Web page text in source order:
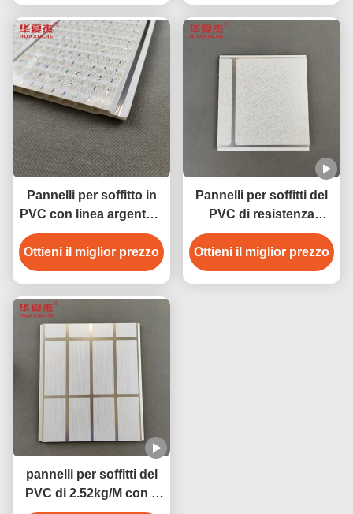
Pannelli per soffitto in
PVC con linea argentata
Middle Groove, pannello
in PVC a forma di U
Ottieni il miglior prezzo
Pannelli per soffitti del
PVC di resistenza
all'umidità 250mm x
8mm
Ottieni il miglior prezzo
pannelli per soffitti del
PVC di 2.52kg/M con il